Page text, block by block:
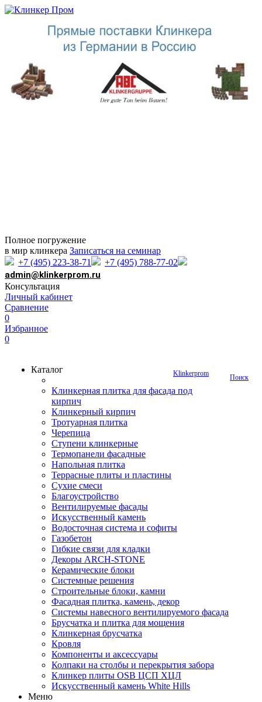
Полное погружение
в мир клинкера Записаться на семинар
+7 (495) 223-38-71
+7 (495) 788-77-02
admin@klinkerprom.ru
Консультация
Личный кабинет
Сравнение
0
Избранное
0
Поиск
Klinkerprom
Каталог
Клинкерная плитка для фасада под
кирпич
Клинкерный кирпич
Тротуарная плитка
Черепица
Ступени клинкерные
Термопанели фасадные
Напольная плитка
Террасные плиты и пластины
Сухие смеси
Благоустройство
Вентилируемые фасады
Искусственный камень
Водосточная система и софиты
Газобетон
Гибкие связи для кладки
Декоры ARCH-STONE
Керамические блоки
Системные решения
Строительные блоки, камни
Фасадная плитка, камень, декор
Системы навесного вентилируемого фасада
Брусчатка и плитка для мощения
Клинкерная брусчатка
Кровля
Компоненты и аксессуары
Колпаки на столбы и перекрытия забора
Клинкер плиты OSB ЦСП ХЦЛ
Искусственный камень White Hills
Меню